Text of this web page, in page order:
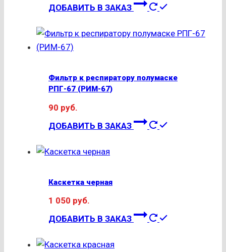
ДОБАВИТЬ В ЗАКАЗ
Фильтр к респиратору полумаске
РПГ-67 (РИМ-67)
90 руб.
ДОБАВИТЬ В ЗАКАЗ
Каскетка черная
1 050 руб.
ДОБАВИТЬ В ЗАКАЗ